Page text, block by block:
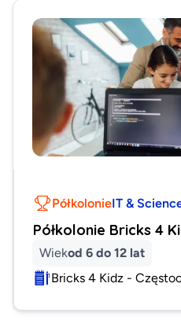
PółkolonieIT &
Półkolonie Bricks 4
Wiekod 6 do 12 lat
Bricks 4 Kidz -